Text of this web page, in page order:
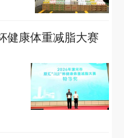
健康体重减脂大赛